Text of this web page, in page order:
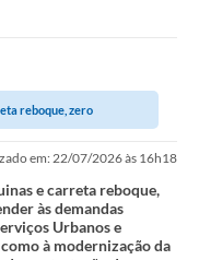
reboque, zero
em: 22/07/2026 às 16h18
e carreta reboque,
às demandas
Urbanos e
à modernização da